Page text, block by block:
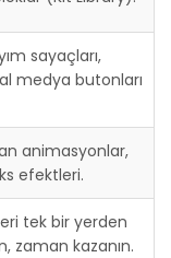
sayaçları,
medya butonları
animasyonlar,
efektleri.
tek bir yerden
zaman kazanın.